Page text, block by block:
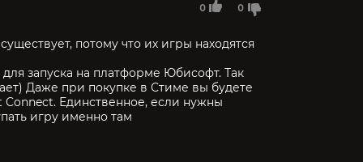
0 0
потому что их игры находятся
запуска на платформе Юбисофт. Так
Даже при покупке в Стиме вы будете
Connect. Единственное, если нужны
игру именно там